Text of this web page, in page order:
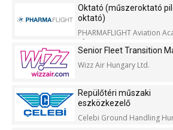
Oktató (műszeroktató
oktató)
PHARMAFLIGHT Aviation
Kft.
Senior Fleet Transition
Wizz Air Hungary Ltd.
Repülőtéri műszaki
eszközkezelő
Celebi Ground Handling